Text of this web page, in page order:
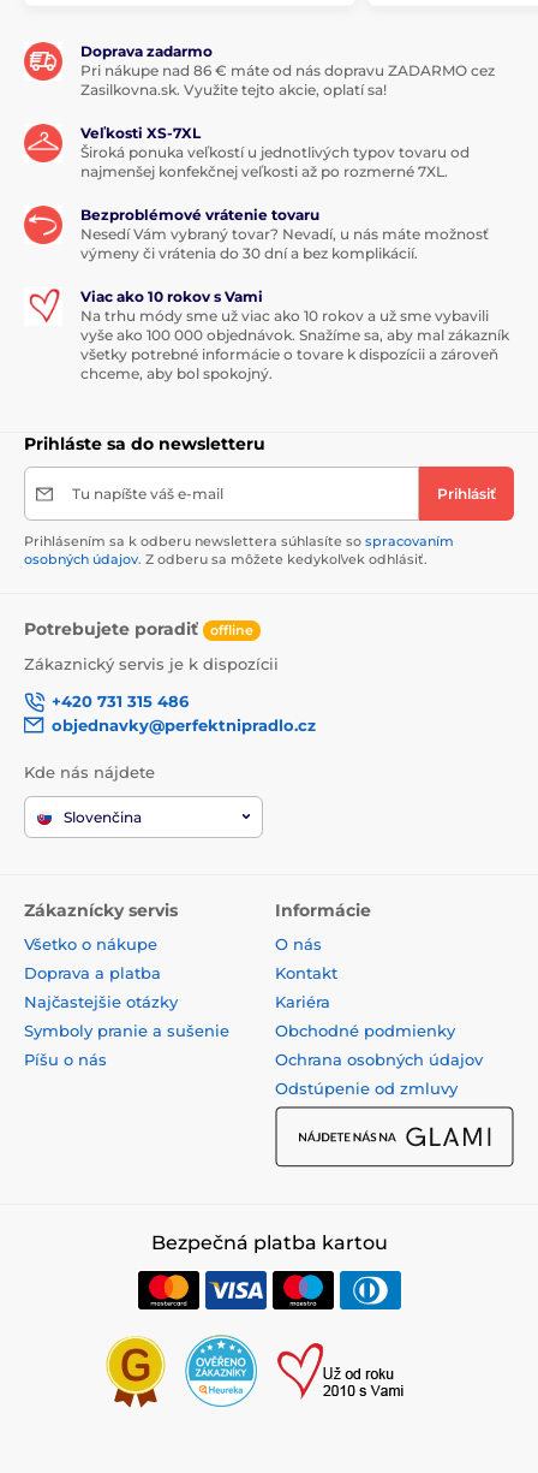
Doprava zadarmo
Pri nákupe nad 86 € máte od nás dopravu ZADARMO cez
Zasilkovna.sk. Využite tejto akcie, oplatí sa!
Veľkosti XS-7XL
Široká ponuka veľkostí u jednotlivých typov tovaru od
najmenšej konfekčnej veľkosti až po rozmerné 7XL.
Bezproblémové vrátenie tovaru
Nesedí Vám vybraný tovar? Nevadí, u nás máte možnosť
výmeny či vrátenia do 30 dní a bez komplikácií.
Viac ako 10 rokov s Vami
Na trhu módy sme už viac ako 10 rokov a už sme vybavili
vyše ako 100 000 objednávok. Snažíme sa, aby mal zákazník
všetky potrebné informácie o tovare k dispozícii a zároveň
chceme, aby bol spokojný.
Prihláste sa do newsletteru
Tu napíšte váš e-mail Prihlásiť
Prihlásením sa k odberu newslettera súhlasíte so spracovaním
osobných údajov. Z odberu sa môžete kedykoľvek odhlásiť.
Potrebujete poradiť offline
Zákaznický servis je k dispozícii
+420 731 315 486
objednavky@perfektnipradlo.cz
Kde nás nájdete
Slovenčina
Zákaznícky servis
Všetko o nákupe
Doprava a platba
Najčastejšie otázky
Symboly pranie a sušenie
Píšu o nás
Informácie
O nás
Kontakt
Kariéra
Obchodné podmienky
Ochrana osobných údajov
Odstúpenie od zmluvy
Bezpečná platba kartou